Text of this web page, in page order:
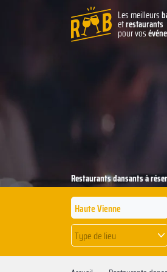
Les meilleurs
etrestaurants
pour vos
Type de lieu
Restaurants dansants à